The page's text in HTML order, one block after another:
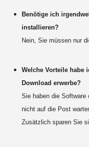
Benötige ich
installieren?
Nein, Sie müssen nur
Welche Vorteile habe
Download erwerbe?
Sie haben die Software
nicht auf die Post
Zusätzlich sparen Sie